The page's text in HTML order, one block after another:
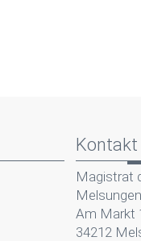
Kontakt
Magistrat
Melsungen
Am Markt
34212